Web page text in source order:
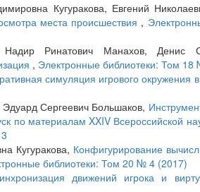
Кугуракова, Евгений
места происшествия ,
Ринатович Манахов, Денис
, Электронные библиотеки: Том
симуляция игрового окружения
Сергеевич Большаков,
по материалам XXIV Всероссийской
Кугуракова, Конфигурирование
библиотеки: Том 20 № 4 (2017)
движений игрока и